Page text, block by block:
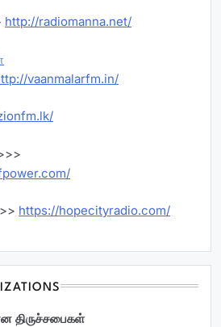
http://radiomanna.net/
vaanmalarfm.in/
https://hopecityradio.com/
திருச்சபைகள்